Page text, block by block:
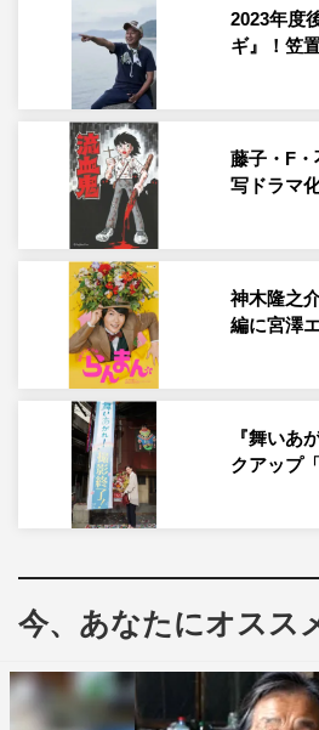
連続テレビ小説第109作『ブギウ
ー・笠置シヅ子（1914～1985）
オリジナル作品。ブギウギは陽気
な音楽リズムの一種で、“ブギウ
るく元気にしたい”という思いが
本作では実在の人物である笠置を
渦中でひたむきに歌に踊りに向
乱万丈の物語として大胆に再構成
などは一部改称し、フィクショ
このたび、主演の趣里が演じるヒ
の人と大阪編の人々を演じるキ
の最愛の人・村山愛助役を水上恒
子役を藤間爽子、銭湯の常連客・
の常連客・アホのおっちゃん役を
き・ゴンベエ役を宇野祥平が演じ
さらに、鈴子の弟・花田六郎役を
客・アサ役を楠見薫、銭湯の常連
ピアニスト・股野義夫役を森永悠
ット役を福徳秀介、洋食店の料
2023年度
ギ』！笠
藤子・F・
写ドラマ
神木隆之
編に宮澤
『舞いあ
クアップ
今、あなたにオスス